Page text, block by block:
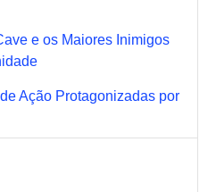
e os Maiores Inimigos
Ação Protagonizadas por